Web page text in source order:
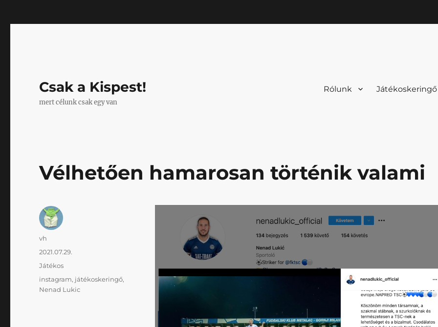
Csak a Kispest!
mert célunk csak egy van
Rólunk Játékoskeringő
Vélhetően hamarosan történik valami
Szerző
vh
Közzétéve
2021.07.29.
Kategória
Játékos
Címke
instagram, játékoskeringő,
Nenad Lukic